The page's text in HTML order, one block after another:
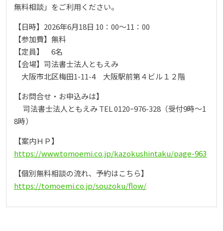
無料相談」をご利用ください。
【日時】2026年6月18日 10：00～11：00
【参加費】無料
【定員】 6名
【会場】司法書士法人ともえみ
大阪市北区梅田1-11-4 大阪駅前第４ビル１２階
【お問合せ・お申込みは】
司法書士法人ともえみ TEL 0120ｰ976-328（受付9時～1
8時）
【案内ＨＰ】
https://www.tomoemi.co.jp/kazokushintaku/page-963
【個別無料相談の流れ、予約はこちら】
https://tomoemi.co.jp/souzoku/flow/